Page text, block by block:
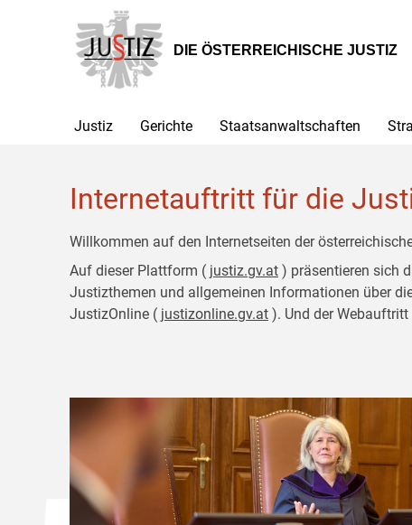
Hauptnavigation
[1]
Inhalt
[2]
DIE ÖSTERREICHISCHE JUSTIZ
Justiz Gerichte Staatsanwaltschaften
Internetauftritt für die
Willkommen auf den Internetseiten der
Auf dieser Plattform ( justiz.gv.at ) präsentieren sich
Justizthemen und allgemeinen Informationen über
JustizOnline ( justizonline.gv.at ). Und der